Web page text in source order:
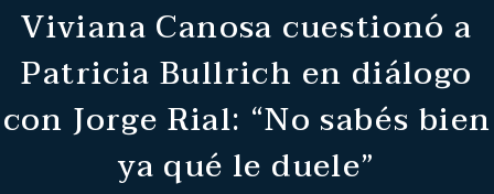
Viviana Canosa cuestionó a
Patricia Bullrich en diálogo
con Jorge Rial: “No sabés bien
ya qué le duele”